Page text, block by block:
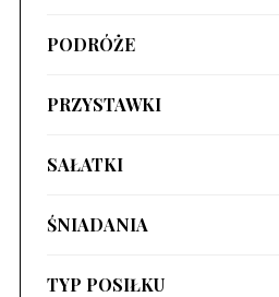
PODRÓŻE
PRZYSTAWKI
SAŁATKI
ŚNIADANIA
TYP POSIŁKU